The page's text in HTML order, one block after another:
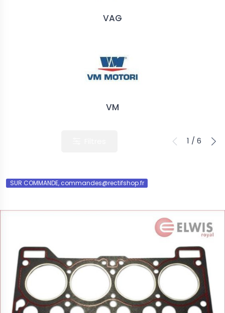
VAG
VM
1 / 6
SUR COMMANDE, commandes@rectifshop.fr